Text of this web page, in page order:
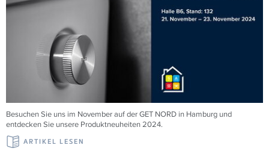
Besuchen Sie uns im November auf der GET NORD in Hamburg und
entdecken Sie unsere Produktneuheiten 2024.
ARTIKEL LESEN